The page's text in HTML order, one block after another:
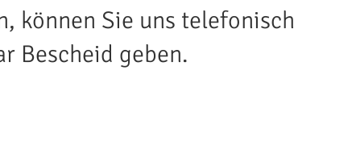
können Sie uns telefonisch
Bescheid geben.